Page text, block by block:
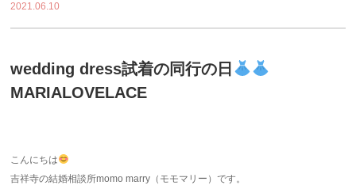
2021.06.10
wedding dress試着の同行の日
MARIALOVELACE
こんにちは
吉祥寺の結婚相談所momo marry（モモマリー）です。